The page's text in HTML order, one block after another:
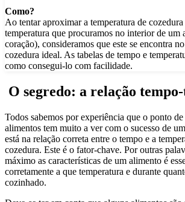
Como?
Ao tentar aproximar a temperatura de
temperatura que procuramos no interior de um
coração), consideramos que este se encontra
cozedura ideal. As tabelas de tempo e
como consegui-lo com facilidade.
O segredo: a relação
Todos sabemos por experiência que o ponto
alimentos tem muito a ver com o sucesso de
está na relação correta entre o tempo e a
cozedura. Este é o fator-chave. Por outras
máximo as características de um alimento é
corretamente a que temperatura e durante
cozinhado.